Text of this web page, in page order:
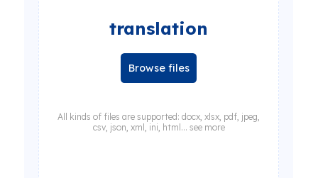
translation
Browse files
All kinds of files are supported: docx, xlsx, pdf, jpeg,
csv, json, xml, ini, html... see more